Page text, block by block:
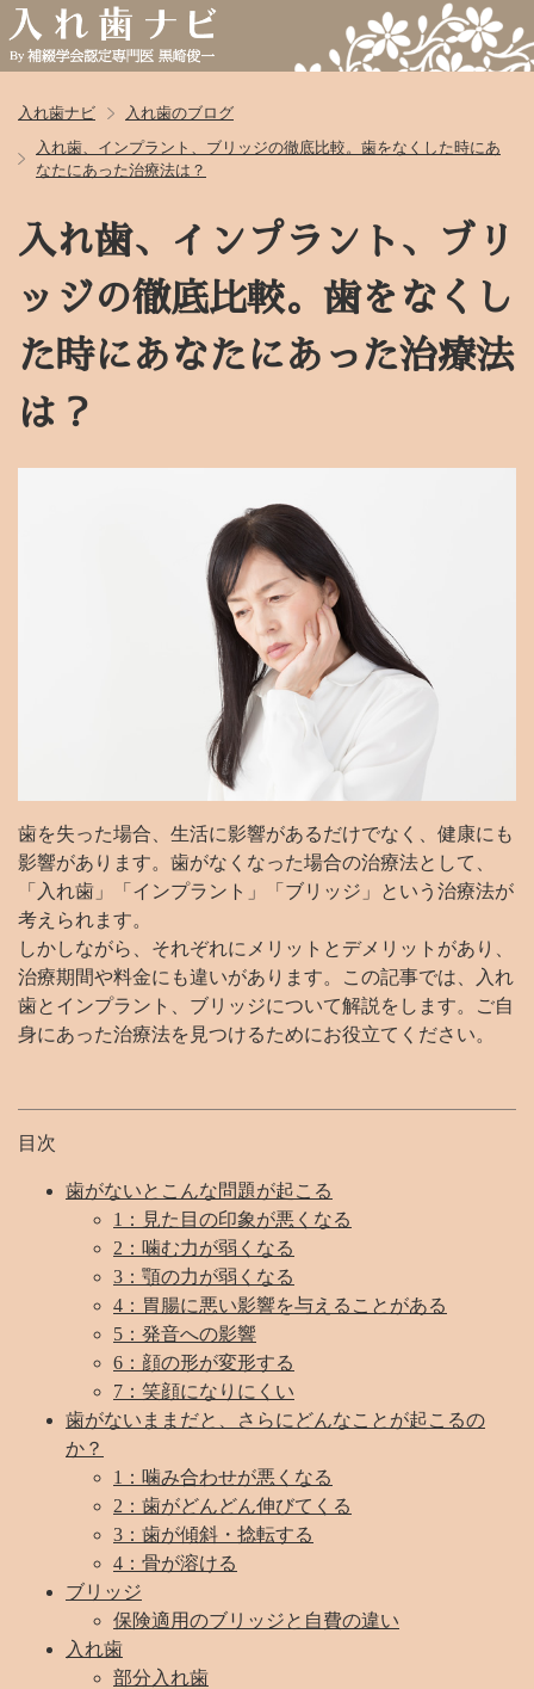
入れ歯ナビ
入れ歯のブログ
入れ歯、インプラント、ブリッジの徹底比較。歯をなくした時にあ
なたにあった治療法は？
入れ歯、インプラント、ブリ
ッジの徹底比較。歯をなくし
た時にあなたにあった治療法
は？
歯を失った場合、生活に影響があるだけでなく、健康にも
影響があります。歯がなくなった場合の治療法として、
「入れ歯」「インプラント」「ブリッジ」という治療法が
考えられます。
しかしながら、それぞれにメリットとデメリットがあり、
治療期間や料金にも違いがあります。この記事では、入れ
歯とインプラント、ブリッジについて解説をします。ご自
身にあった治療法を見つけるためにお役立てください。
目次
歯がないとこんな問題が起こる
1：見た目の印象が悪くなる
2：噛む力が弱くなる
3：顎の力が弱くなる
4：胃腸に悪い影響を与えることがある
5：発音への影響
6：顔の形が変形する
7：笑顔になりにくい
歯がないままだと、さらにどんなことが起こるの
か？
1：噛み合わせが悪くなる
2：歯がどんどん伸びてくる
3：歯が傾斜・捻転する
4：骨が溶ける
ブリッジ
保険適用のブリッジと自費の違い
入れ歯
部分入れ歯